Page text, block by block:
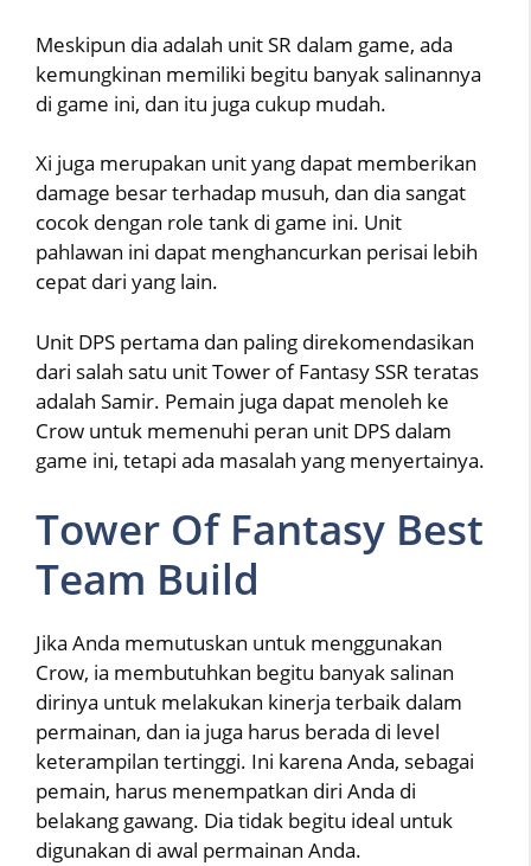
Meskipun dia adalah unit SR dalam game, ada
kemungkinan memiliki begitu banyak salinannya
di game ini, dan itu juga cukup mudah.
Xi juga merupakan unit yang dapat memberikan
damage besar terhadap musuh, dan dia sangat
cocok dengan role tank di game ini. Unit
pahlawan ini dapat menghancurkan perisai lebih
cepat dari yang lain.
Unit DPS pertama dan paling direkomendasikan
dari salah satu unit Tower of Fantasy SSR teratas
adalah Samir. Pemain juga dapat menoleh ke
Crow untuk memenuhi peran unit DPS dalam
game ini, tetapi ada masalah yang menyertainya.
Tower Of Fantasy Best
Team Build
Jika Anda memutuskan untuk menggunakan
Crow, ia membutuhkan begitu banyak salinan
dirinya untuk melakukan kinerja terbaik dalam
permainan, dan ia juga harus berada di level
keterampilan tertinggi. Ini karena Anda, sebagai
pemain, harus menempatkan diri Anda di
belakang gawang. Dia tidak begitu ideal untuk
digunakan di awal permainan Anda.